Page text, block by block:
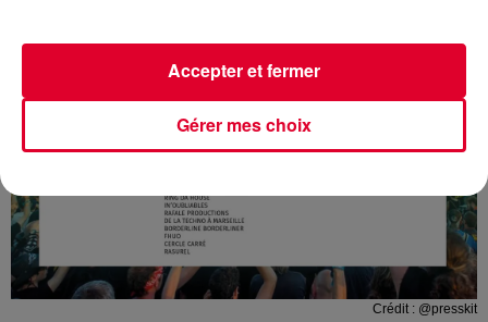
Crédit : @presskit
Gérer mes choix
Accepter et fermer